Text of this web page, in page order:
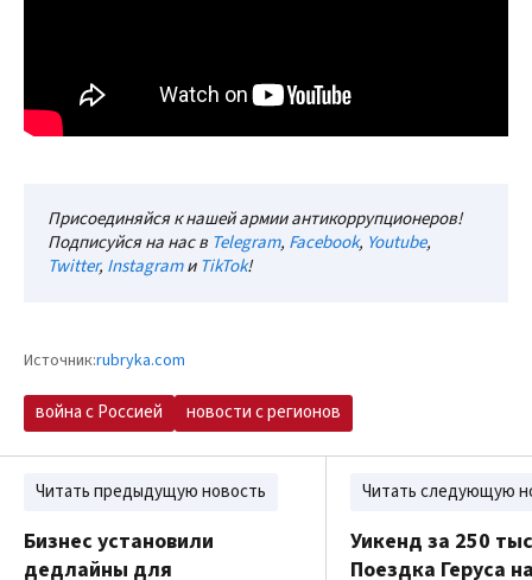
Присоединяйся к нашей армии антикоррупционеров!
Подписуйся на нас в Telegram, Facebook, Youtube,
Twitter, InstagramиTikTok!
Источник:rubryka.com
война с Россией новости с регионов
Читать предыдущую новость
Бизнес установили
дедлайны для
Читать следующую
Уикенд за 250
Поездка Геруса